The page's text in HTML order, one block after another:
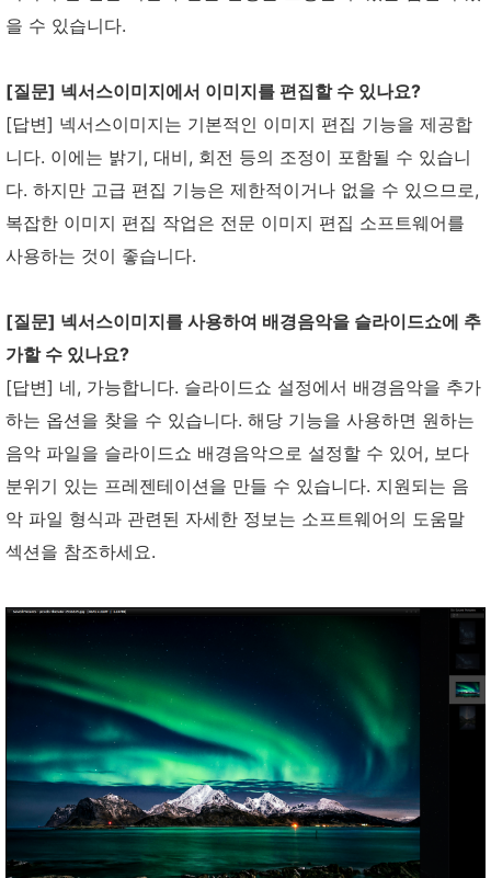
을 수 있습니다.
[질문] 넥서스이미지에서 이미지를 편집할 수 있나요?
[답변] 넥서스이미지는 기본적인 이미지 편집 기능을 제공합
니다. 이에는 밝기, 대비, 회전 등의 조정이 포함될 수 있습니
다. 하지만 고급 편집 기능은 제한적이거나 없을 수 있으므로,
복잡한 이미지 편집 작업은 전문 이미지 편집 소프트웨어를
사용하는 것이 좋습니다.
[질문] 넥서스이미지를 사용하여 배경음악을 슬라이드쇼에 추
가할 수 있나요?
[답변] 네, 가능합니다. 슬라이드쇼 설정에서 배경음악을 추가
하는 옵션을 찾을 수 있습니다. 해당 기능을 사용하면 원하는
음악 파일을 슬라이드쇼 배경음악으로 설정할 수 있어, 보다
분위기 있는 프레젠테이션을 만들 수 있습니다. 지원되는 음
악 파일 형식과 관련된 자세한 정보는 소프트웨어의 도움말
섹션을 참조하세요.